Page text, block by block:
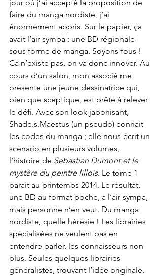
jour où j’ai accepté la proposition de
faire du manga nordiste, j’ai
énormément appris. Sur le papier, ça
avait l’air sympa : une BD régionale
sous forme de manga. Soyons fous !
Ca n’existe pas, on va donc innover. Au
cours d’un salon, mon associé me
présente une jeune dessinatrice qui,
bien que sceptique, est prête à relever
le défi. Avec son look japonisant,
Shade.s.Maestus (un pseudo) connait
les codes du manga ; elle nous écrit un
scénario en plusieurs volumes,
l’histoire de Sebastian Dumont et le
mystère du peintre lillois. Le tome 1
parait au printemps 2014. Le résultat,
une BD au format poche, a l’air sympa,
mais personne n’en veut. Du manga
nordiste, quelle hérésie ! Les librairies
spécialisées ne veulent pas en
entendre parler, les connaisseurs non
plus. Seules quelques librairies
généralistes, trouvant l’idée originale,